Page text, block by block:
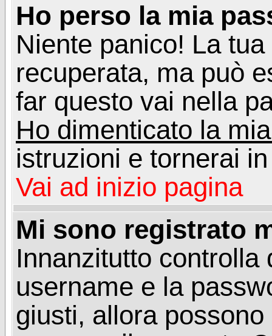
Ho perso la mia
Niente panico! La
recuperata, ma può
far questo vai nella
Ho dimenticato la
istruzioni e tornerai
Vai ad inizio pagina
Mi sono registrato
Innanzitutto controlla
username e la
giusti, allora